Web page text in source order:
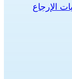
الإرجاع